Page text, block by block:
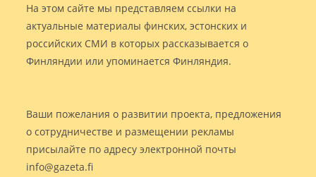
На этом сайте мы представляем ссылки на
актуальные материалы финских, эстонских и
российских СМИ в которых рассказывается о
Финляндии или упоминается Финляндия.
Ваши пожелания о развитии проекта, предложения
о сотрудничестве и размещении рекламы
присылайте по адресу электронной почты
info@gazeta.fi